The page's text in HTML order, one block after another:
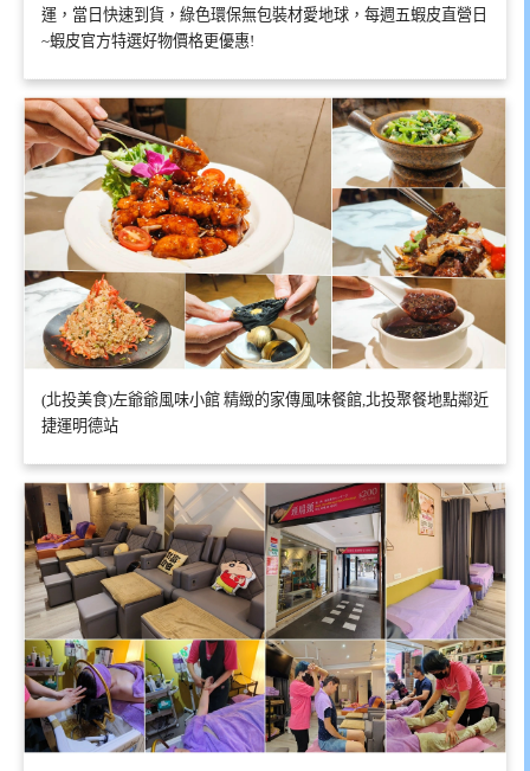
運，當日快速到貨，綠色環保無包裝材愛地球，每週五蝦皮直營日
~蝦皮官方特選好物價格更優惠!
(北投美食)左爺爺風味小館 精緻的家傳風味餐館,北投聚餐地點鄰近
捷運明德站